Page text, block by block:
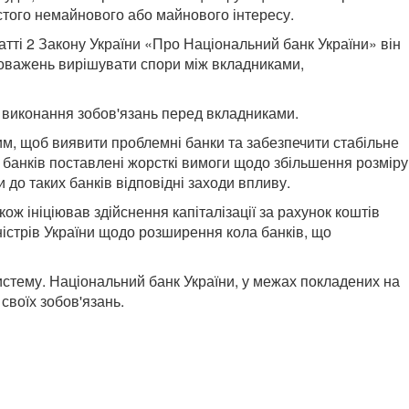
немайнового або майнового інтересу.
2 Закону України «Про Національний банк України» він
вирішувати спори між вкладниками,
зобов'язань перед вкладниками.
щоб виявити проблемні банки та забезпечити стабільне
поставлені жорсткі вимоги щодо збільшення розміру
таких банків відповідні заходи впливу.
здійснення капіталізації за рахунок коштів
України щодо розширення кола банків, що
Національний банк України, у межах покладених на
зобов'язань.